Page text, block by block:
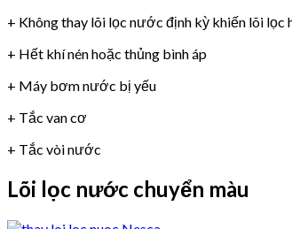
+ Không thay lõi lọc nước định kỳ khiến lõi
+ Hết khí nén hoặc thủng bình áp
+ Máy bơm nước bị yếu
+ Tắc van cơ
+ Tắc vòi nước
Lõi lọc nước chuyển màu